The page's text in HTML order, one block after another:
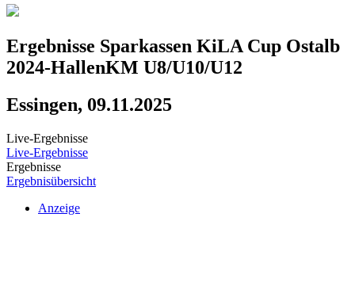
Ergebnisse Sparkassen KiLA Cup Ostalb
2024-HallenKM U8/U10/U12
Essingen, 09.11.2025
Live-Ergebnisse
Live-Ergebnisse
Ergebnisse
Ergebnisübersicht
Anzeige